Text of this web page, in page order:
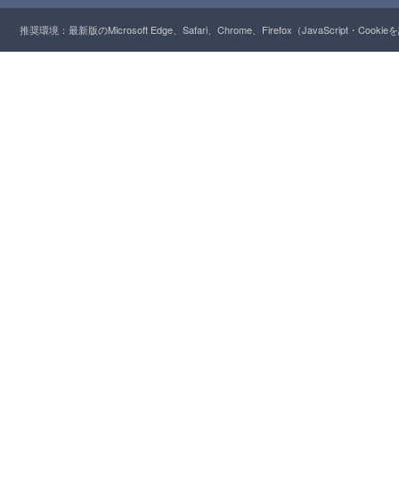
推奨環境：最新版のMicrosoft Edge、Safari、Chrome、Firefox（JavaScript・Cookie